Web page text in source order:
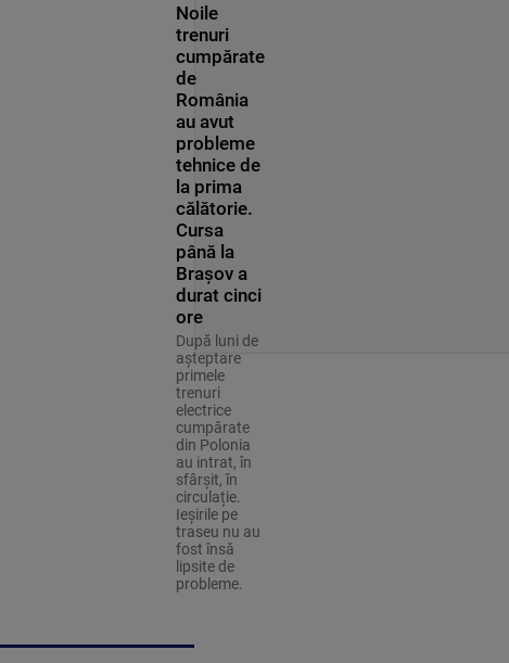
Noile
trenuri
cumpărate
de
România
au avut
probleme
tehnice de
la prima
călătorie.
Cursa
până la
Brașov a
durat cinci
ore
După luni de
așteptare
primele
trenuri
electrice
cumpărate
din Polonia
au intrat, în
sfârșit, în
circulație.
Ieșirile pe
traseu nu au
fost însă
lipsite de
probleme.